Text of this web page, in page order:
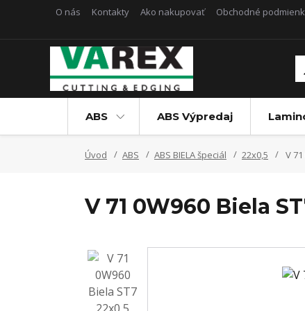
O nás Kontakty Ako nakupovať Obchodné
ABS ABS Výpredaj
Úvod ABS ABS BIELA špeciál 22x0,5 V
V 71 0W960 Biela